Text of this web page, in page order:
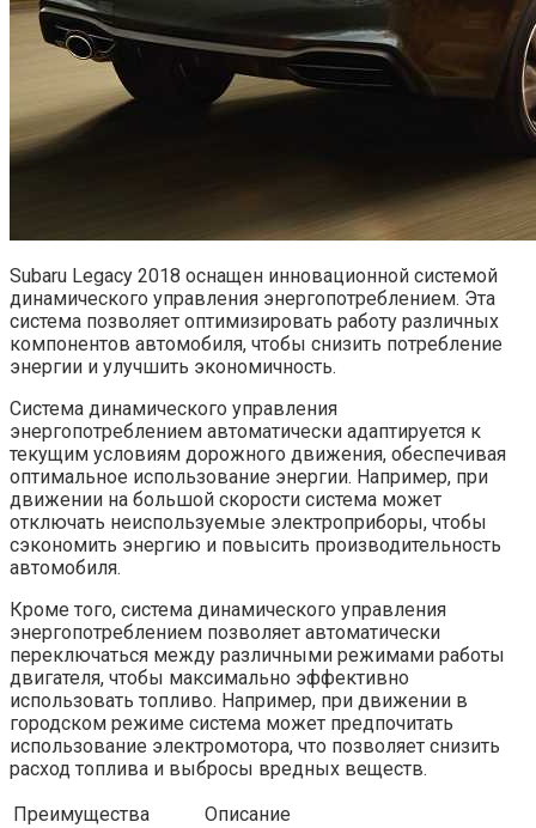
Subaru Legacy 2018 оснащен инновационной системой
динамического управления энергопотреблением. Эта
система позволяет оптимизировать работу различных
компонентов автомобиля, чтобы снизить потребление
энергии и улучшить экономичность.
Система динамического управления
энергопотреблением автоматически адаптируется к
текущим условиям дорожного движения, обеспечивая
оптимальное использование энергии. Например, при
движении на большой скорости система может
отключать неиспользуемые электроприборы, чтобы
сэкономить энергию и повысить производительность
автомобиля.
Кроме того, система динамического управления
энергопотреблением позволяет автоматически
переключаться между различными режимами работы
двигателя, чтобы максимально эффективно
использовать топливо. Например, при движении в
городском режиме система может предпочитать
использование электромотора, что позволяет снизить
расход топлива и выбросы вредных веществ.
Преимущества
Описание